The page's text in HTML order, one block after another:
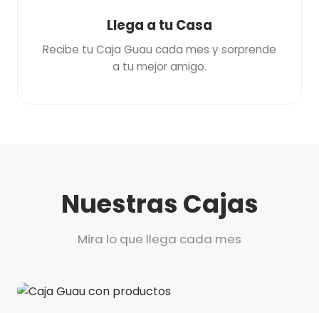
Llega a tu Casa
Recibe tu Caja Guau cada mes y sorprende
a tu mejor amigo.
Nuestras Cajas
Mira lo que llega cada mes